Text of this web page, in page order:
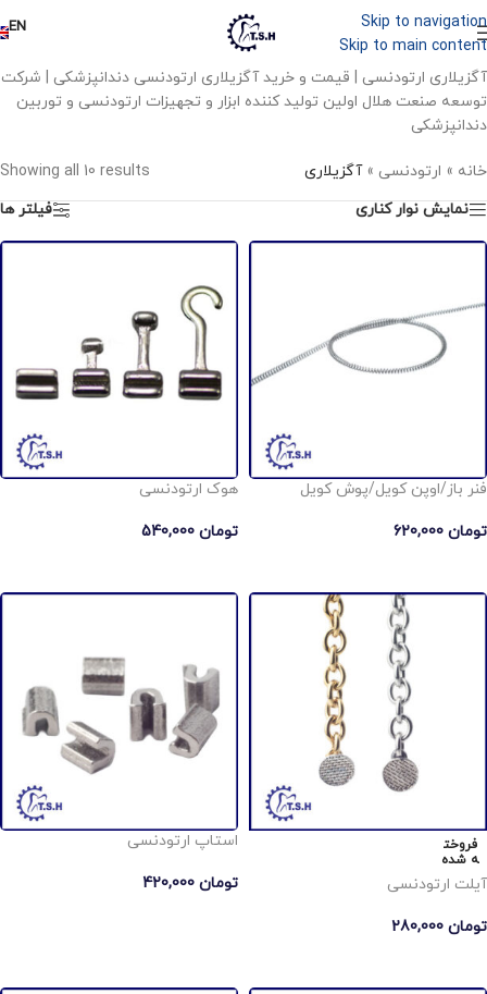
Skip to navigation
Skip to main content
EN
آگزیلاری ارتودنسی | قیمت و خرید آگزیلاری ارتودنسی دندانپزشکی | شرکت
توسعه صنعت هلال اولین تولید کننده ابزار و تجهیزات ارتودنسی و توربین
دندانپزشکی
خانه » ارتودنسی »آگزیلاری
Showing all 10 results
نمایش نوار کناری
فیلتر ها
فنر باز/اوپن کویل/پوش کویل
تومان
هوک ارتودنسی
تومان
فروخت
ه شده
آیلت ارتودنسی
تومان
استاپ ارتودنسی
تومان